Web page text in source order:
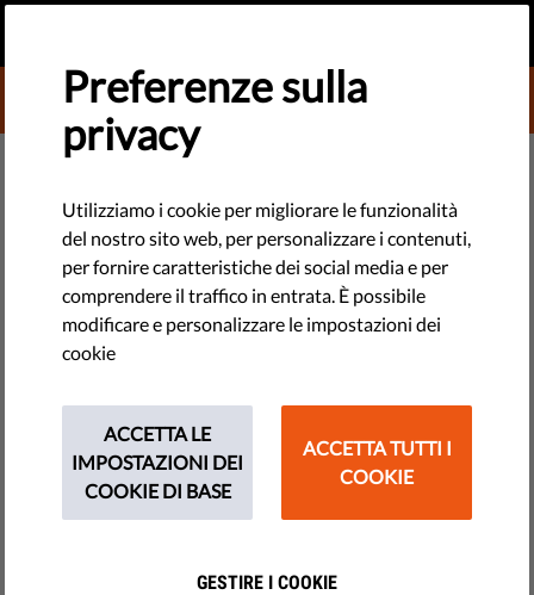
DONATE TO LIBERTIES
TECHNOLOGIE E DIRITTI
L'UE dovrebbe limitare la
disinformazione senza violare i
diritti fondamentali
L’obiettivo della lotta contro la disinformazione è quello di
democratico e formare le proprie opinioni liberamente. Leggi
le raccomandazioni chiave e il documento programmatico di
Liberties
Preferenze sulla
privacy
Utilizziamo i cookie per migliorare le funzionalità
del nostro sito web, per personalizzare i contenuti,
per fornire caratteristiche dei social media e per
comprendere il traffico in entrata. È possibile
modificare e personalizzare le impostazioni dei
cookie
ACCETTA LE
IMPOSTAZIONI DEI
COOKIE DI BASE
ACCETTA TUTTI I
COOKIE
GESTIRE I COOKIE